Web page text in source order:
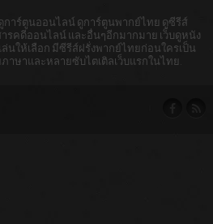
าร์ตูนออนไลน์ ดูการ์ตูนพากย์ไทย ดูซีรีส์
รคดีออนไลน์ และอื่นๆอีกมากมาย เว็บดูหนัง
นให้เลือก มีซีรีส์ฝรั่งพากย์ไทยก่อนใครเป็น
าษาและหลายซับไตเติลเว็บแรกในไทย.